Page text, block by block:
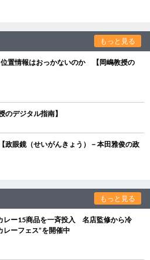
もっと見る
置情報はおっかないのか 【岡嶋教授の
デジタル指南】
眼鏡（せいがんきょう）－本田雅俊の政
もっと見る
レー15商品を一斉投入 名店監修から冷
レーフェス”を開催中